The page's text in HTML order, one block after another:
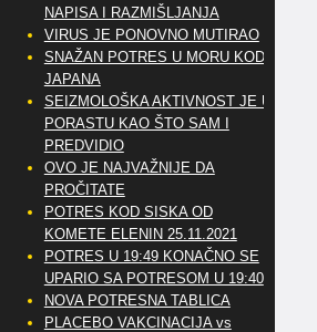
NAPISA I RAZMIŠLJANJA
VIRUS JE PONOVNO MUTIRAO
SNAŽAN POTRES U MORU KOD
JAPANA
SEIZMOLOŠKA AKTIVNOST JE U
PORASTU KAO ŠTO SAM I
PREDVIDIO
OVO JE NAJVAŽNIJE DA
PROČITATE
POTRES KOD SISKA OD
KOMETE ELENIN 25.11.2021
POTRES U 19:49 KONAČNO SE
UPARIO SA POTRESOM U 19:40
NOVA POTRESNA TABLICA
PLACEBO VAKCINACIJA vs